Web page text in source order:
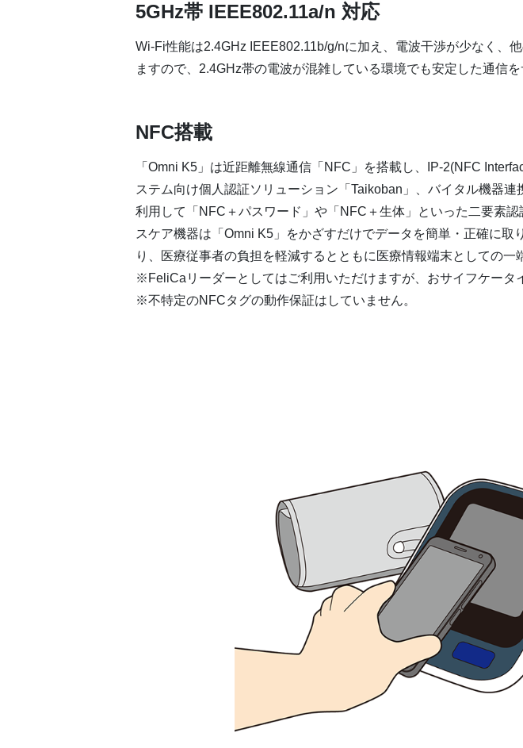
5GHz帯 IEEE802.11a/n 対応
Wi-Fi性能は2.4GHz IEEE802.11b/g/nに加え、電波干渉が少なく、
ますので、2.4GHz帯の電波が混雑している環境でも安定した通信を
NFC搭載
「Omni K5」は近距離無線通信「NFC」を搭載し、IP-2(NFC
ステム向け個人認証ソリューション「Taikoban」、バイタル機器
利用して「NFC＋パスワード」や「NFC＋生体」といった二要素
スケア機器は「Omni K5」をかざすだけでデータを簡単・正確に
り、医療従事者の負担を軽減するとともに医療情報端末としての一
※FeliCaリーダーとしてはご利用いただけますが、おサイフケータ
※不特定のNFCタグの動作保証はしていません。